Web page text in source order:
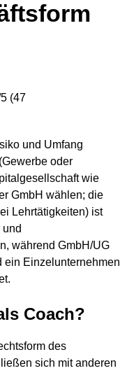
(47
und Umfang
oder
wie
GmbH wählen; die
Lehrtätigkeiten) ist
während GmbH/UG
ein Einzelunternehmen
Coach?
des
sich mit anderen